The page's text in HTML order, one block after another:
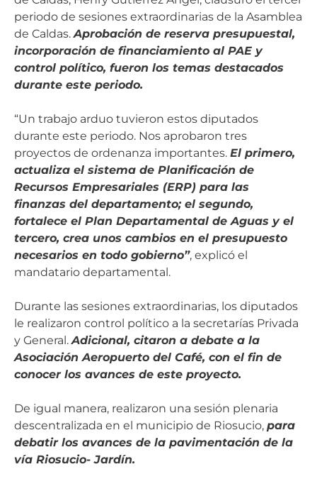
periodo de sesiones extraordinarias de la Asamblea
de Caldas.Aprobación de reserva presupuestal,
incorporación de financiamiento al PAE y
control político, fueron los temas destacados
durante este periodo.
“Un trabajo arduo tuvieron estos diputados
durante este periodo. Nos aprobaron tres
proyectos de ordenanza importantes. El primero,
actualiza el sistema de Planificación de
Recursos Empresariales (ERP) para las
finanzas del departamento; el segundo,
fortalece el Plan Departamental de Aguas y el
tercero, crea unos cambios en el presupuesto
necesarios en todo gobierno”, explicó el
mandatario departamental.
Durante las sesiones extraordinarias, los diputados
le realizaron control político a la secretarías Privada
y General.Adicional, citaron a debate a la
Asociación Aeropuerto del Café, con el fin de
conocer los avances de este proyecto.
De igual manera, realizaron una sesión plenaria
descentralizada en el municipio de Riosucio, para
debatir los avances de la pavimentación de la
vía Riosucio- Jardín.